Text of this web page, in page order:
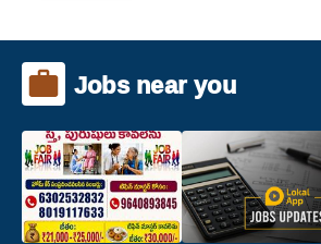
Jobs near you